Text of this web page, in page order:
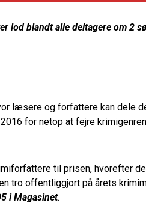
lod blandt alle deltagere om 2
læsere og forfattere kan dele
for netop at fejre
til prisen, hvorefter
tro offentliggjort på årets
i Magasinet.